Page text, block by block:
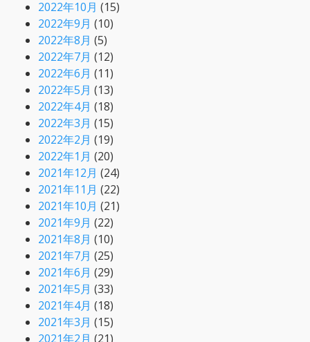
2022年10月 (15)
2022年9月 (10)
2022年8月 (5)
2022年7月 (12)
2022年6月 (11)
2022年5月 (13)
2022年4月 (18)
2022年3月 (15)
2022年2月 (19)
2022年1月 (20)
2021年12月 (24)
2021年11月 (22)
2021年10月 (21)
2021年9月 (22)
2021年8月 (10)
2021年7月 (25)
2021年6月 (29)
2021年5月 (33)
2021年4月 (18)
2021年3月 (15)
2021年2月 (21)